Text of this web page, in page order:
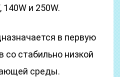
140W и 250W.
в первую
со стабильно низкой
среды.